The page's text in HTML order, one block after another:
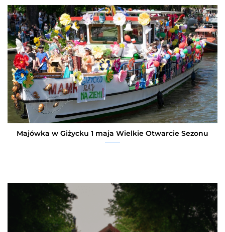
Majówka w Giżycku 1 maja Wielkie Otwarcie Sezonu